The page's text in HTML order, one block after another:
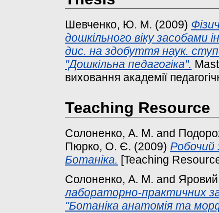
Шевченко, Ю. М. (2009)
дошкільного віку засобами
дис. на здобуття наук.
"Дошкільна педагогіка".
виховання академії
Teaching Resource
Солоненко, А. М. and
Пюрко, О. Є. (2009) Робочий
Ботаніка. [Teaching
Солоненко, А. М. and
лабораторно-практичних
"Ботаніка анатомія та